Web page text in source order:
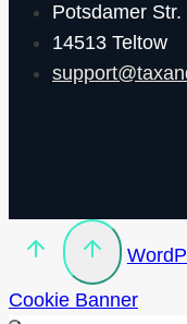
Potsdamer Str.
14513 Teltow
Cookie Banner